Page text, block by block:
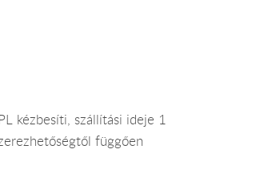
kézbesíti, szállítási ideje 1
függően